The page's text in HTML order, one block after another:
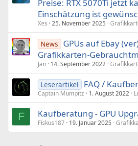
Preise: RTX 5070Ti jetzt
Einschätzung ist
Xes 25. November 2025
News
GPUs auf Ebay
Grafikkarten-
Jan 14. September 2022
Leserartikel FAQ /
Captain Mumpitz 1. August 2022
F Kaufberatung - GPU
Fiskus187 19. Januar 2025